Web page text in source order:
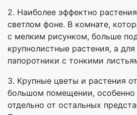
2. Наиболее эффектно
светлом фоне. В комнате,
с мелким рисунком, больше
крупнолистные растения, а
папоротники с тонкими
3. Крупные цветы и растения
большом помещении, особенно
отдельно от остальных